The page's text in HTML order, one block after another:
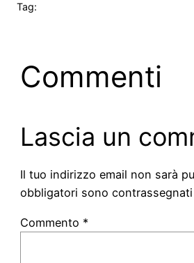
Tag:
Commenti
Lascia un
Il tuo indirizzo email non sarà
obbligatori sono contrassegnati
Commento *